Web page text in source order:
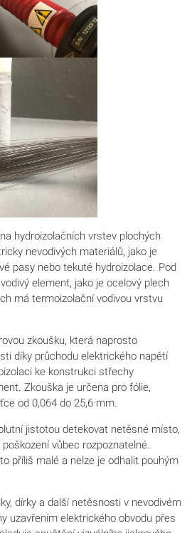
hydroizolačních vrstev plochých
nevodivých materiálů, jako je
pasy nebo tekuté hydroizolace. Pod
element, jako je ocelový plech
má termoizolační vodivou vrstvu
zkoušku, která naprosto
díky průchodu elektrického napětí
ke konstrukci střechy
Zkouška je určena pro fólie,
od 0,064 do 25,6 mm.
jistotou detekovat netěsné místo,
vůbec rozpoznatelné.
příliš malé a nelze je odhalit pouhým
dírky a další netěsnosti v nevodivém
uzavřením elektrického obvodu přes